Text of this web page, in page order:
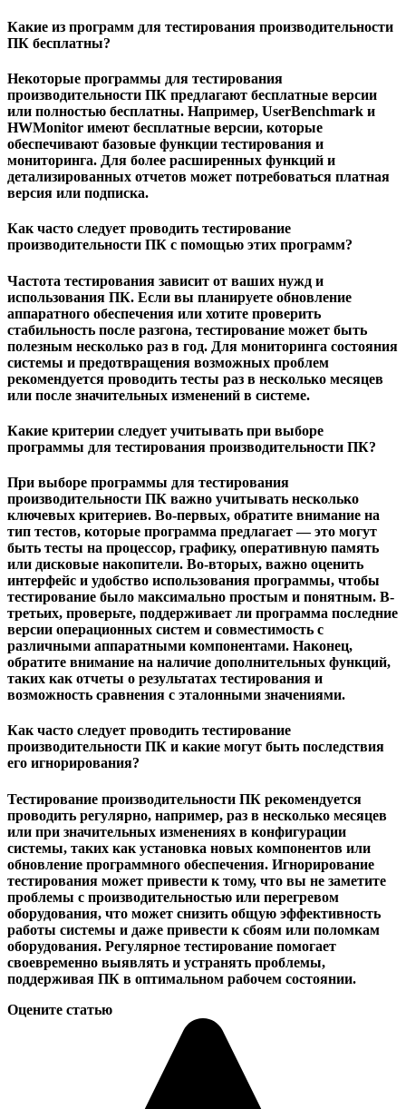
Какие из программ для тестирования производительности
ПК бесплатны?
Некоторые программы для тестирования
производительности ПК предлагают бесплатные версии
или полностью бесплатны. Например, UserBenchmark и
HWMonitor имеют бесплатные версии, которые
обеспечивают базовые функции тестирования и
мониторинга. Для более расширенных функций и
детализированных отчетов может потребоваться платная
версия или подписка.
Как часто следует проводить тестирование
производительности ПК с помощью этих программ?
Частота тестирования зависит от ваших нужд и
использования ПК. Если вы планируете обновление
аппаратного обеспечения или хотите проверить
стабильность после разгона, тестирование может быть
полезным несколько раз в год. Для мониторинга состояния
системы и предотвращения возможных проблем
рекомендуется проводить тесты раз в несколько месяцев
или после значительных изменений в системе.
Какие критерии следует учитывать при выборе
программы для тестирования производительности ПК?
При выборе программы для тестирования
производительности ПК важно учитывать несколько
ключевых критериев. Во-первых, обратите внимание на
тип тестов, которые программа предлагает — это могут
быть тесты на процессор, графику, оперативную память
или дисковые накопители. Во-вторых, важно оценить
интерфейс и удобство использования программы, чтобы
тестирование было максимально простым и понятным. В-
третьих, проверьте, поддерживает ли программа последние
версии операционных систем и совместимость с
различными аппаратными компонентами. Наконец,
обратите внимание на наличие дополнительных функций,
таких как отчеты о результатах тестирования и
возможность сравнения с эталонными значениями.
Как часто следует проводить тестирование
производительности ПК и какие могут быть последствия
его игнорирования?
Тестирование производительности ПК рекомендуется
проводить регулярно, например, раз в несколько месяцев
или при значительных изменениях в конфигурации
системы, таких как установка новых компонентов или
обновление программного обеспечения. Игнорирование
тестирования может привести к тому, что вы не заметите
проблемы с производительностью или перегревом
оборудования, что может снизить общую эффективность
работы системы и даже привести к сбоям или поломкам
оборудования. Регулярное тестирование помогает
своевременно выявлять и устранять проблемы,
поддерживая ПК в оптимальном рабочем состоянии.
Оцените статью